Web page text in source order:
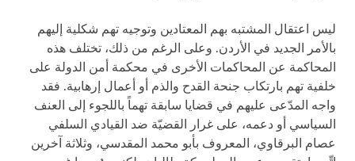
ليس اعتقال المشتبه بهم المعتادين وتوجيه تهم شكلية إليهم
بالأمر الجديد في الأردن. وعلى الرغم من ذلك، تختلف هذه
المحاكمة عن المحاكمات الأخرى في محكمة أمن الدولة على
خلفية تهم بارتكاب جنحة القدح والذم أو أعمال إرهابية. فقد
واجه المدّعى عليهم في قضايا سابقة تهماً باللجوء إلى العنف
السياسي أو دعمه، على غرار القضيّة ضد القيادي السلفي
عصام البرقاوي، المعروف بأبو محمد المقدسي، وثلاثة آخرين